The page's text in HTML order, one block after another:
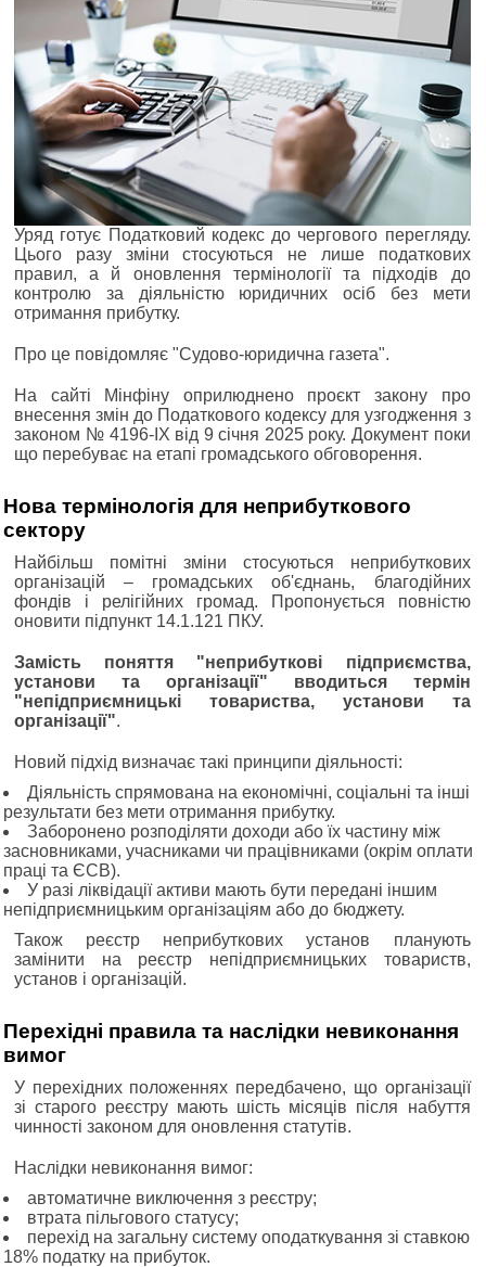
Уряд готує Податковий кодекс до чергового перегляду.
Цього разу зміни стосуються не лише податкових
правил, а й оновлення термінології та підходів до
контролю за діяльністю юридичних осіб без мети
отримання прибутку.
Про це повідомляє "Судово-юридична газета".
На сайті Мінфіну оприлюднено проєкт закону про
внесення змін до Податкового кодексу для узгодження з
законом № 4196-IX від 9 січня 2025 року. Документ поки
що перебуває на етапі громадського обговорення.
Нова термінологія для неприбуткового
сектору
Найбільш помітні зміни стосуються неприбуткових
організацій ‒ громадських об'єднань, благодійних
фондів і релігійних громад. Пропонується повністю
оновити підпункт 14.1.121 ПКУ.
Замість поняття "неприбуткові підприємства,
установи та організації" вводиться термін
"непідприємницькі товариства, установи та
організації".
Новий підхід визначає такі принципи діяльності:
Діяльність спрямована на економічні, соціальні та інші
результати без мети отримання прибутку.
Заборонено розподіляти доходи або їх частину між
засновниками, учасниками чи працівниками (окрім оплати
праці та ЄСВ).
У разі ліквідації активи мають бути передані іншим
непідприємницьким організаціям або до бюджету.
Також реєстр неприбуткових установ планують
замінити на реєстр непідприємницьких товариств,
установ і організацій.
Перехідні правила та наслідки невиконання
вимог
У перехідних положеннях передбачено, що організації
зі старого реєстру мають шість місяців після набуття
чинності законом для оновлення статутів.
Наслідки невиконання вимог:
автоматичне виключення з реєстру;
втрата пільгового статусу;
перехід на загальну систему оподаткування зі ставкою
18% податку на прибуток.